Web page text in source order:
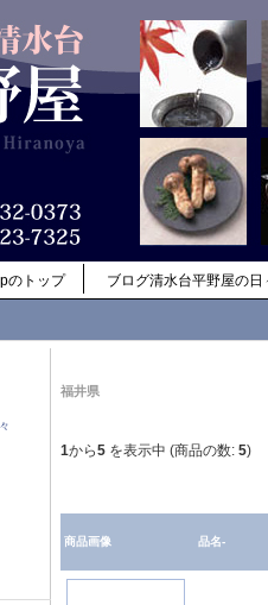
のトップ ブログ清水台平野屋の日
福井県
1から5 を表示中 (商品の数: 5)
商品画像 品名-